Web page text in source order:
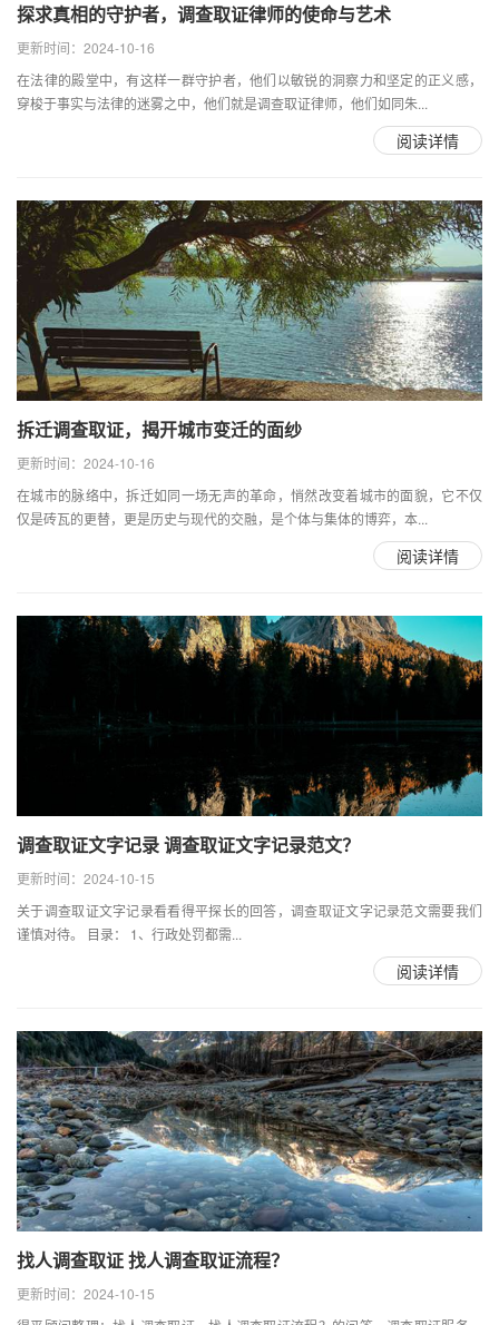
探求真相的守护者，调查取证律师的使命与艺术
更新时间：2024-10-16
在法律的殿堂中，有这样一群守护者，他们以敏锐的洞察力和坚定的正义感，
穿梭于事实与法律的迷雾之中，他们就是调查取证律师，他们如同朱...
阅读详情
拆迁调查取证，揭开城市变迁的面纱
更新时间：2024-10-16
在城市的脉络中，拆迁如同一场无声的革命，悄然改变着城市的面貌，它不仅
仅是砖瓦的更替，更是历史与现代的交融，是个体与集体的博弈，本...
阅读详情
调查取证文字记录 调查取证文字记录范文？
更新时间：2024-10-15
关于调查取证文字记录看看得平探长的回答，调查取证文字记录范文需要我们
谨慎对待。 目录： 1、行政处罚都需...
阅读详情
找人调查取证 找人调查取证流程？
更新时间：2024-10-15